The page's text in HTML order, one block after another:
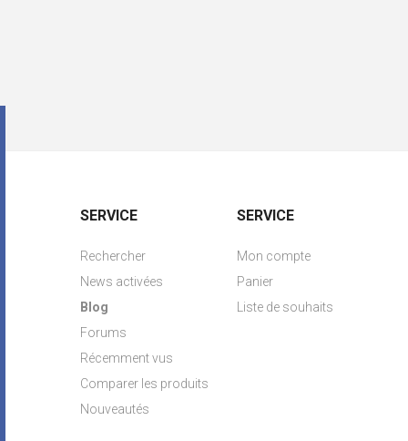
SERVICE
Rechercher
News activées
Blog
Forums
Récemment vus
Comparer les produits
Nouveautés
SERVICE
Mon compte
Panier
Liste de souhaits